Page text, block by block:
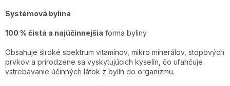
Systémová bylina
100 % čistá a najúčinnejšia forma byliny
Obsahuje široké spektrum vitamínov, mikro minerálov, stopových
prvkov a prirodzene sa vyskytujúcich kyselín, čo uľahčuje
vstrebávanie účinných látok z bylín do organizmu.